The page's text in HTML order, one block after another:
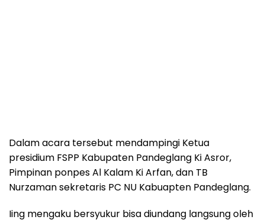
Dalam acara tersebut mendampingi Ketua
presidium FSPP Kabupaten Pandeglang Ki Asror,
Pimpinan ponpes Al Kalam Ki Arfan, dan TB
Nurzaman sekretaris PC NU Kabuapten Pandeglang.
Iing mengaku bersyukur bisa diundang langsung oleh